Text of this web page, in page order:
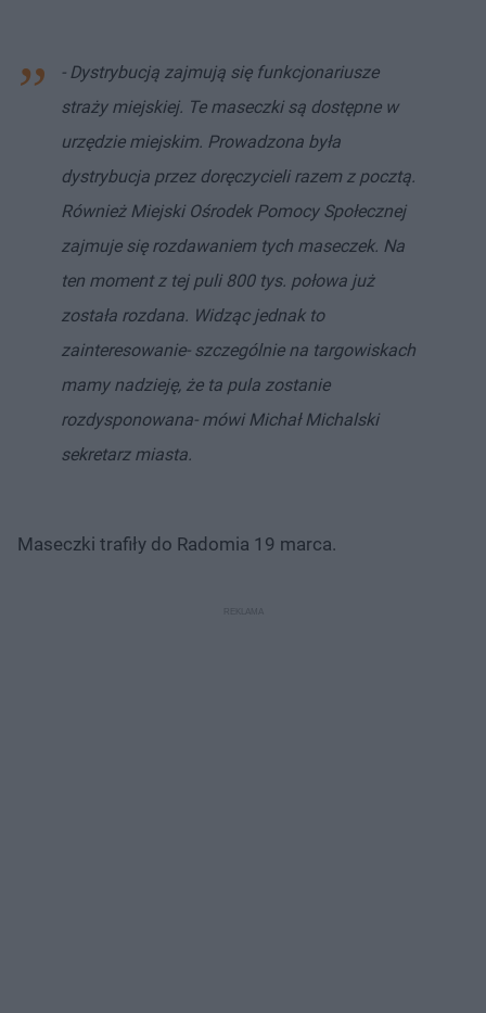
- Dystrybucją zajmują się funkcjonariusze
straży miejskiej. Te maseczki są dostępne w
urzędzie miejskim. Prowadzona była
dystrybucja przez doręczycieli razem z pocztą.
Również Miejski Ośrodek Pomocy Społecznej
zajmuje się rozdawaniem tych maseczek. Na
ten moment z tej puli 800 tys. połowa już
została rozdana. Widząc jednak to
zainteresowanie- szczególnie na targowiskach
mamy nadzieję, że ta pula zostanie
rozdysponowana- mówi Michał Michalski
sekretarz miasta.
Maseczki trafiły do Radomia 19 marca.